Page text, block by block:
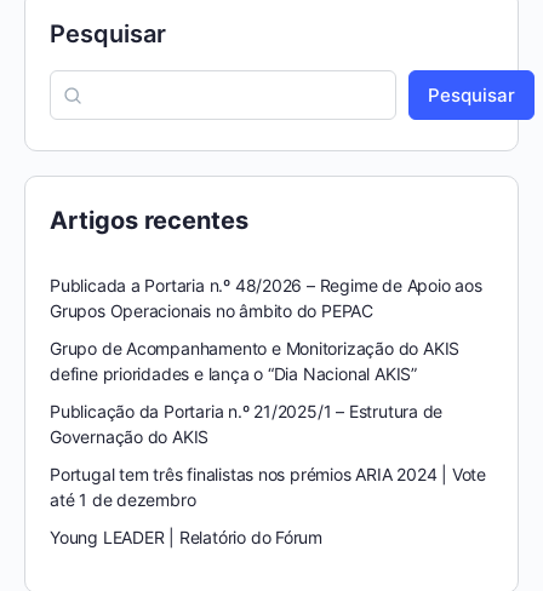
Pesquisar
Pesquisar
Artigos recentes
Publicada a Portaria n.º 48/2026 – Regime de Apoio aos
Grupos Operacionais no âmbito do PEPAC
Grupo de Acompanhamento e Monitorização do AKIS
define prioridades e lança o “Dia Nacional AKIS”
Publicação da Portaria n.º 21/2025/1 – Estrutura de
Governação do AKIS
Portugal tem três finalistas nos prémios ARIA 2024 | Vote
até 1 de dezembro
Young LEADER | Relatório do Fórum